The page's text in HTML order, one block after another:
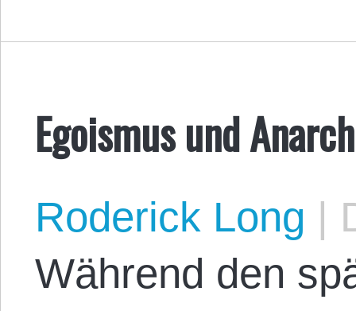
Egoismus und
Roderick Long |
Während den